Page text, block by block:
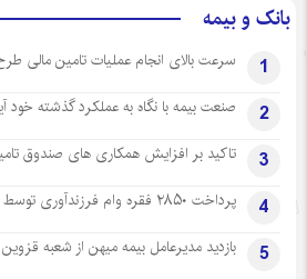
بانک و بیمه
1 سرعت بالای انجام عملیات تامین مالی
2 صنعت بیمه با نگاه به عملکرد گذشته خود
3 تاکید بر افزایش همکاری های صندوق
4 پرداخت ۲۸۵۰ فقره وام فرزندآوری توسط موسسه اعتباری ملل
5 بازدید مدیرعامل بیمه میهن از شعبه قزوین